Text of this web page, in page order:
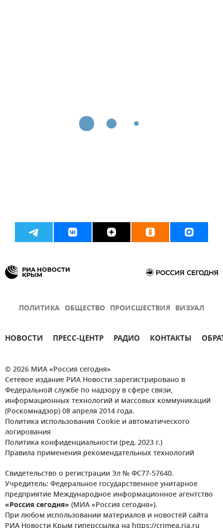
ПОЛИТИКА ОБЩЕСТВО ПРОИСШЕСТВИЯ ВИЗУАЛ
НОВОСТИ ПРЕСС-ЦЕНТР РАДИО КОНТАКТЫ
© 2026 МИА «Россия сегодня»
Сетевое издание РИА Новости зарегистрировано в
Федеральной службе по надзору в сфере связи,
информационных технологий и массовых коммуникаций
(Роскомнадзор) 08 апреля 2014 года.
Политика использования Cookie и автоматического
логирования
Политика конфиденциальности (ред. 2023 г.)
Правила применения рекомендательных технологий
Свидетельство о регистрации Эл № ФС77-57640.
Учредитель: Федеральное государственное унитарное
предприятие Международное информационное агентство
«Россия сегодня» (МИА «Россия сегодня»).
При любом использовании материалов и новостей сайта